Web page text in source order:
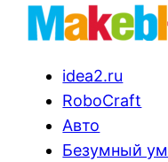
idea2.ru
RoboCraft
Авто
Безумный ум